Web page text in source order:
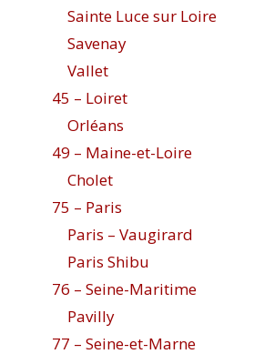
Sainte Luce sur Loire
Savenay
Vallet
45 – Loiret
Orléans
49 – Maine-et-Loire
Cholet
75 – Paris
Paris – Vaugirard
Paris Shibu
76 – Seine-Maritime
Pavilly
77 – Seine-et-Marne